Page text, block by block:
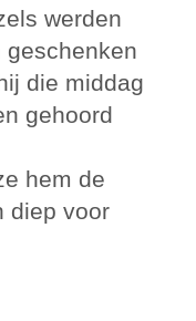
werden
geschenken
die middag
gehoord
hem de
diep voor